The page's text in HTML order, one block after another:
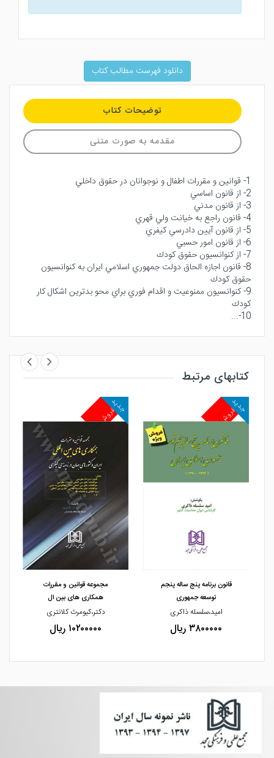
دانلود فهرست مطالب کتاب
توضیحات کتاب
مقدمه به صورت متنی
1- قوانين و مقررات اطفال و نوجوانان در حقوق داخلي
2- از قانون اساسي
3- از قانون مدني
4- قانون راجع به خيانت ولي قهري
5- از قانون آيين دادرسي كيفري
6- از قانون امور حسبي
7- از كنوانسيون حقوق كودك
8- قانون اجازه الحاق دولت جمهوري اسلامي ايران به كنوانسيون
حقوق كودك
9- كنوانسيون ممنوعيت و اقدام فوري براي محو بدترين اشكال كار
كودك
10-...
کتابهای مرتبط
پرفروش
جدید
مشاهده و خرید
قانون برنامه پنج ساله پنجم
توسعه جمهوری
امید،سلسله ذاکری
۳۸۰۰۰۰۰ ریال
پرفروش
جدید
مجموعه قوانین و مقررات
همکاری های بین ال
دکتر،کیومرث کلانتری
۱۰۲۰۰۰۰۰ ریال